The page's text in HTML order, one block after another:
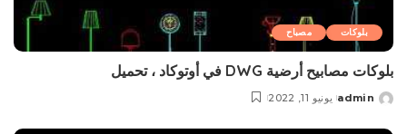
بلوکات مصباح
بلوکات مصابيح أرضية DWG في أوتوكاد ، تحميل
Posted
admin يونيو 11, 2022